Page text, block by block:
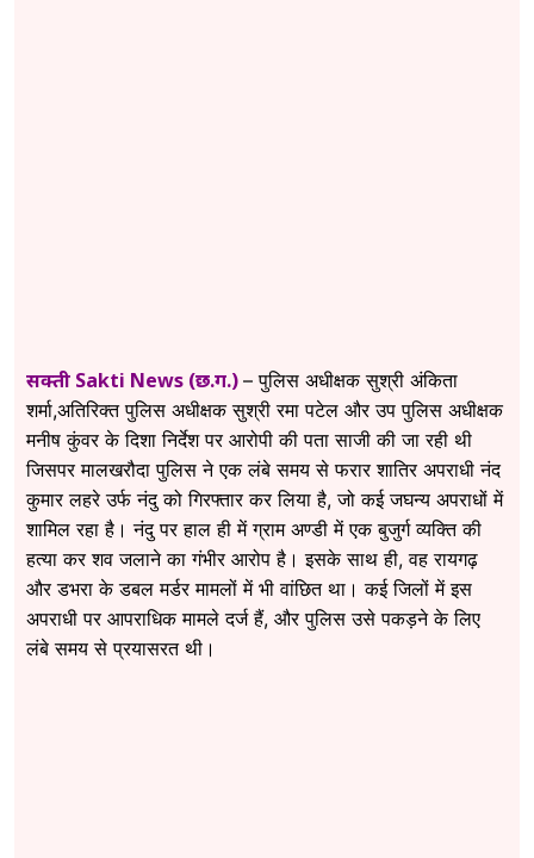
सक्ती Sakti News (छ.ग.) – पुलिस अधीक्षक सुश्री अंकिता
शर्मा,अतिरिक्त पुलिस अधीक्षक सुश्री रमा पटेल और उप पुलिस अधीक्षक
मनीष कुंवर के दिशा निर्देश पर आरोपी की पता साजी की जा रही थी
जिसपर मालखरौदा पुलिस ने एक लंबे समय से फरार शातिर अपराधी नंद
कुमार लहरे उर्फ नंदु को गिरफ्तार कर लिया है, जो कई जघन्य अपराधों में
शामिल रहा है। नंदु पर हाल ही में ग्राम अण्डी में एक बुजुर्ग व्यक्ति की
हत्या कर शव जलाने का गंभीर आरोप है। इसके साथ ही, वह रायगढ़
और डभरा के डबल मर्डर मामलों में भी वांछित था। कई जिलों में इस
अपराधी पर आपराधिक मामले दर्ज हैं, और पुलिस उसे पकड़ने के लिए
लंबे समय से प्रयासरत थी।